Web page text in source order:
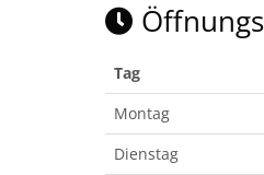
Tag
Montag
Dienstag